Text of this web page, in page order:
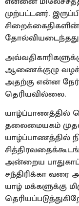
முற்பட்டனர்.
ஆணைக்குழு
அதற்கு என்ன
தெரியவில்லை.
யாழ்ப்பாணத்தில்
தலைமையகம்
யாழ்ப்பாணத்தில்
அன்றைய
சந்திரிக்கா
யாழ் மக்களுக்கு